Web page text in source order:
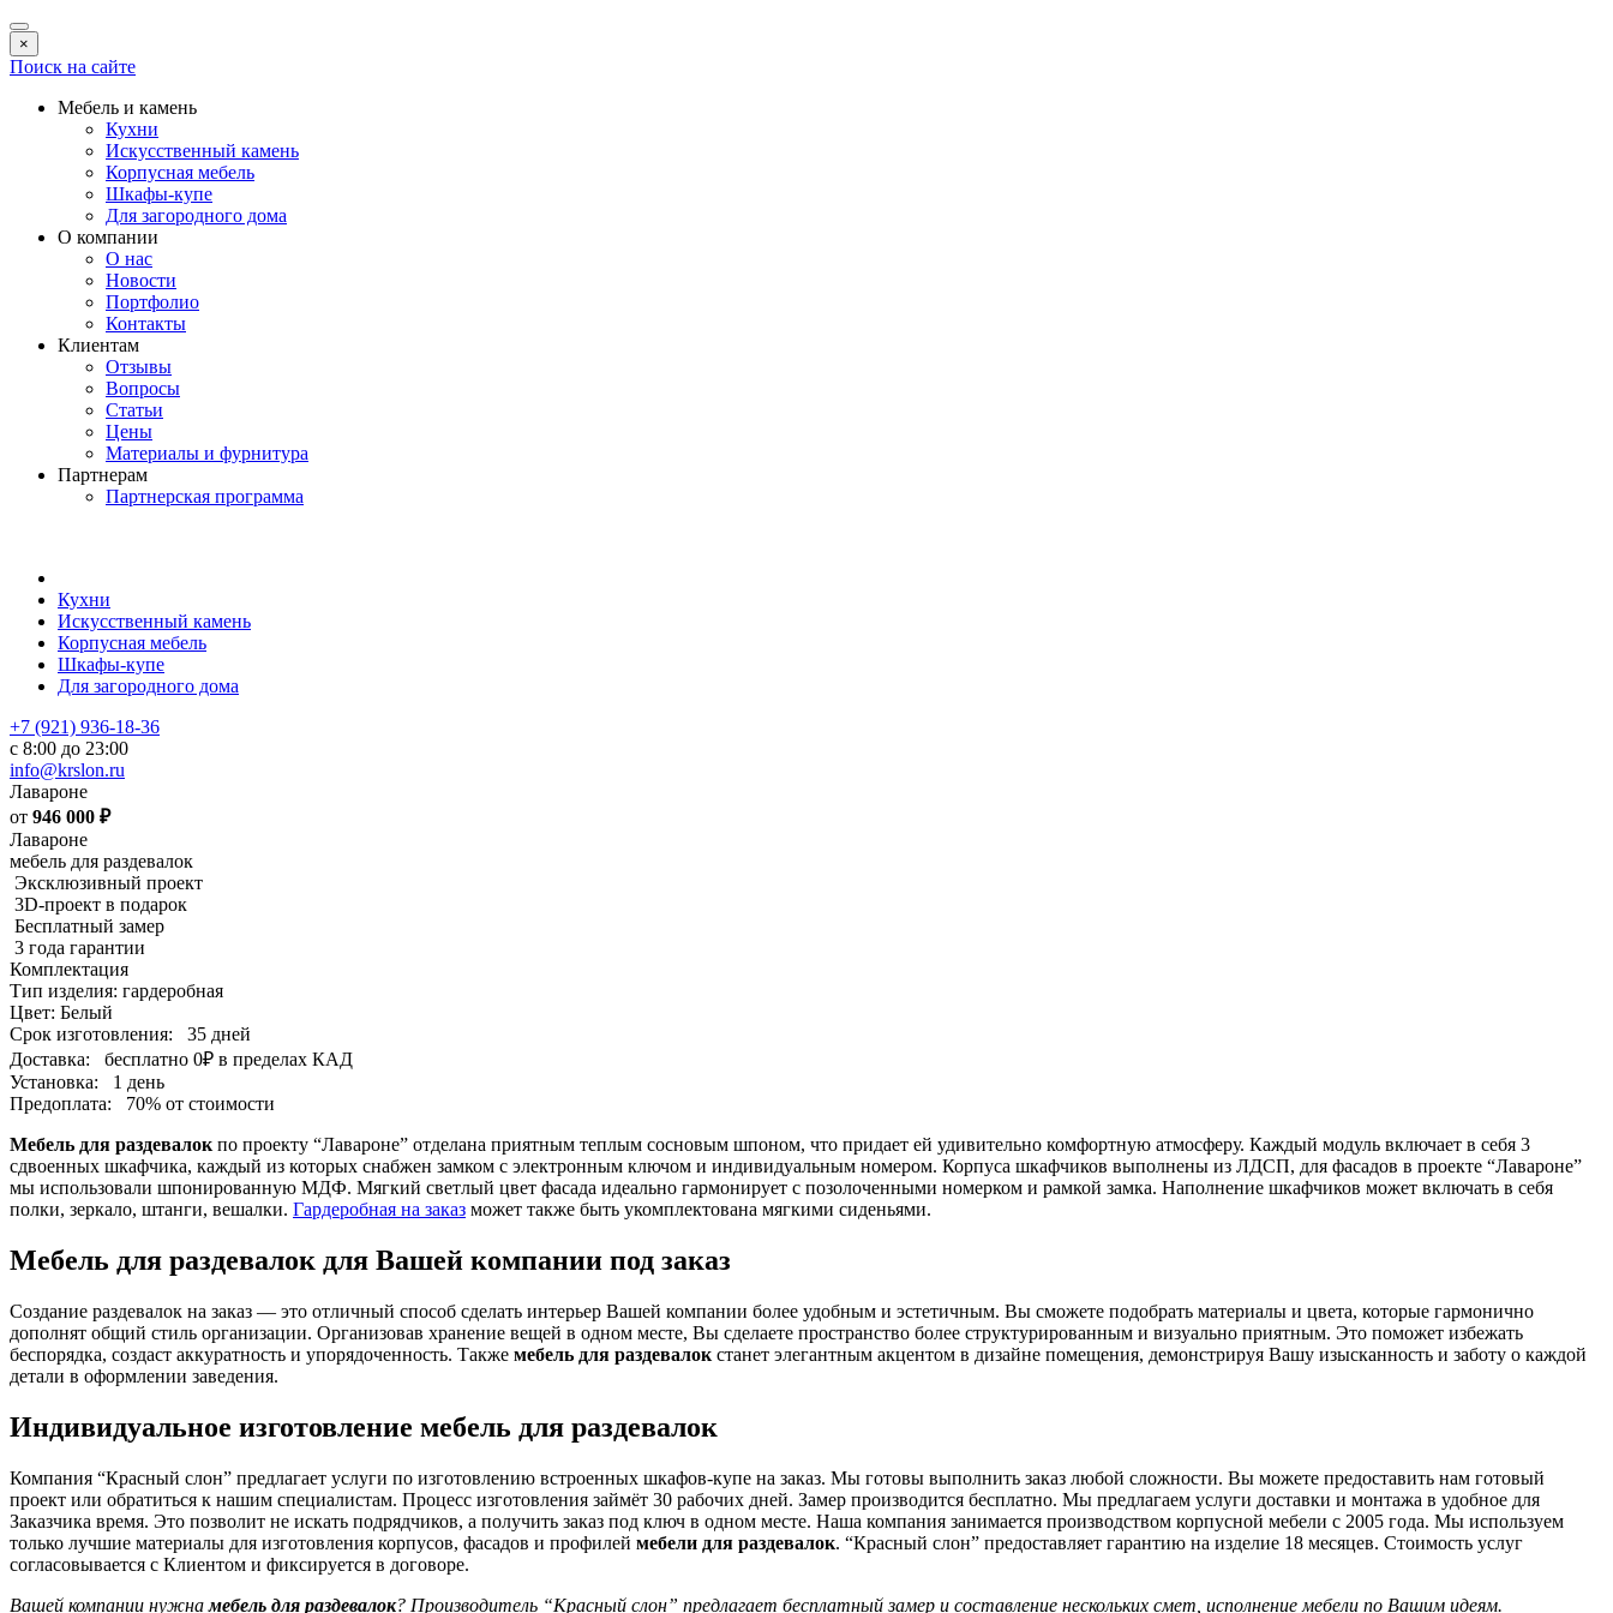
×
Поиск на сайте
Мебель и камень
Кухни
Искусственный камень
Корпусная мебель
Шкафы-купе
Для загородного дома
О компании
О нас
Новости
Портфолио
Контакты
Клиентам
Отзывы
Вопросы
Статьи
Цены
Материалы и фурнитура
Партнерам
Партнерская программа
Кухни
Искусственный камень
Корпусная мебель
Шкафы-купе
Для загородного дома
+7 (921) 936-18-36
с 8:00 до 23:00
info@krslon.ru
Лавароне
от 946 000 ₽
Лавароне
мебель для раздевалок
Эксклюзивный проект
3D-проект в подарок
Бесплатный замер
3 года гарантии
Комплектация
Тип изделия: гардеробная
Цвет: Белый
Срок изготовления:
35 дней
Доставка:
бесплатно 0₽ в пределах КАД
Установка:
1 день
Предоплата:
70% от стоимости
Мебель для раздевалок по проекту “Лавароне” отделана приятным теплым сосновым шпоном, что придает ей удивительно комфортную атмосферу. Каждый модуль включает в себя 3
сдвоенных шкафчика, каждый из которых снабжен замком с электронным ключом и индивидуальным номером. Корпуса шкафчиков выполнены из ЛДСП, для фасадов в проекте “Лавароне”
мы использовали шпонированную МДФ. Мягкий светлый цвет фасада идеально гармонирует с позолоченными номерком и рамкой замка. Наполнение шкафчиков может включать в себя
полки, зеркало, штанги, вешалки. Гардеробная на заказ может также быть укомплектована мягкими сиденьями.
Мебель для раздевалок для Вашей компании под заказ
Создание раздевалок на заказ — это отличный способ сделать интерьер Вашей компании более удобным и эстетичным. Вы сможете подобрать материалы и цвета, которые гармонично
дополнят общий стиль организации. Организовав хранение вещей в одном месте, Вы сделаете пространство более структурированным и визуально приятным. Это поможет избежать
беспорядка, создаст аккуратность и упорядоченность. Также мебель для раздевалок станет элегантным акцентом в дизайне помещения, демонстрируя Вашу изысканность и заботу о каждой
детали в оформлении заведения.
Индивидуальное изготовление мебель для раздевалок
Компания “Красный слон” предлагает услуги по изготовлению встроенных шкафов-купе на заказ. Мы готовы выполнить заказ любой сложности. Вы можете предоставить нам готовый
проект или обратиться к нашим специалистам. Процесс изготовления займёт 30 рабочих дней. Замер производится бесплатно. Мы предлагаем услуги доставки и монтажа в удобное для
Заказчика время. Это позволит не искать подрядчиков, а получить заказ под ключ в одном месте. Наша компания занимается производством корпусной мебели с 2005 года. Мы используем
только лучшие материалы для изготовления корпусов, фасадов и профилей мебели для раздевалок. “Красный слон” предоставляет гарантию на изделие 18 месяцев. Стоимость услуг
согласовывается с Клиентом и фиксируется в договоре.
Вашей компании нужнамебель для раздевалок? Производитель “Красный слон” предлагает бесплатный замер и составление нескольких смет, исполнение мебели по Вашим идеям.